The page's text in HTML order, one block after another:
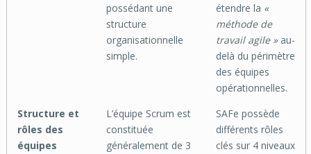
possédant une
structure
organisationnelle
simple.
étendre la «
méthode de
travail agile »au-
delà du périmètre
des équipes
opérationnelles.
Structure et
rôles des
équipes
L’équipe Scrum est
constituée
généralement de 3
SAFe possède
différents rôles
clés sur 4 niveaux